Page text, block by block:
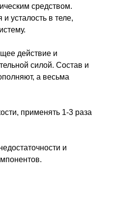
средством.
в теле,
действие и
силой. Состав и
а весьма
применять 1-3 раза
и